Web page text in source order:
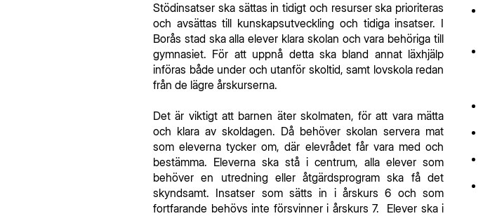
Stödinsatser ska sättas in tidigt och resurser ska prioriteras
och avsättas till kunskapsutveckling och tidiga insatser. I
Borås stad ska alla elever klara skolan och vara behöriga till
gymnasiet. För att uppnå detta ska bland annat läxhjälp
införas både under och utanför skoltid, samt lovskola redan
från de lägre årskurserna.
Det är viktigt att barnen äter skolmaten, för att vara mätta
och klara av skoldagen. Då behöver skolan servera mat
som eleverna tycker om, där elevrådet får vara med och
bestämma. Eleverna ska stå i centrum, alla elever som
behöver en utredning eller åtgärdsprogram ska få det
skyndsamt. Insatser som sätts in i årskurs 6 och som
fortfarande behövs inte försvinner i årskurs 7. Elever ska i